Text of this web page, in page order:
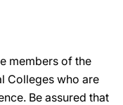
members of the
Colleges who are
Be assured that